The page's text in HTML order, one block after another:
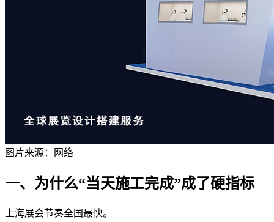
图片来源：网络
一、为什么“当天施工完成”成了硬指标
上海展会节奏全国最快。